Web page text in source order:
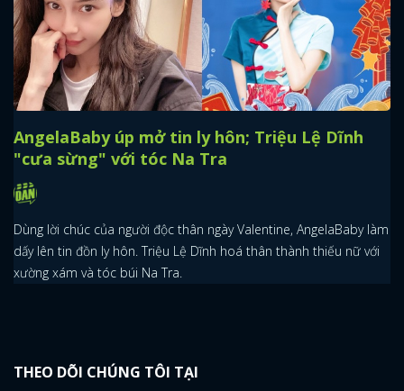
AngelaBaby úp mở tin ly hôn; Triệu Lệ Dĩnh
"cưa sừng" với tóc Na Tra
Dùng lời chúc của người độc thân ngày Valentine, AngelaBaby làm
dấy lên tin đồn ly hôn. Triệu Lệ Dĩnh hoá thân thành thiếu nữ với
xường xám và tóc búi Na Tra.
THEO DÕI CHÚNG TÔI TẠI